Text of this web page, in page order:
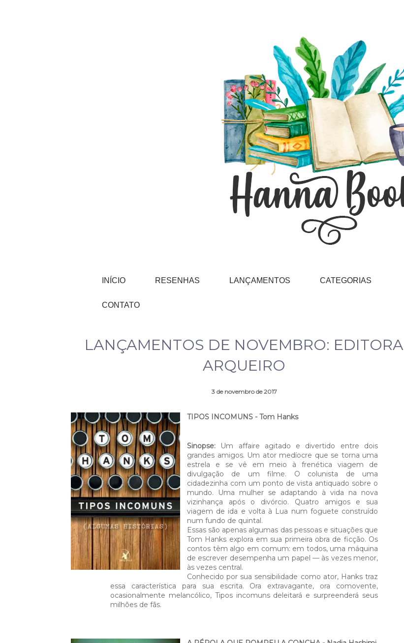
INÍCIO RESENHAS LANÇAMENTOS CATEGORIAS
CONTATO
LANÇAMENTOS DE NOVEMBRO: EDITORA
ARQUEIRO
3 de novembro de 2017
TIPOS INCOMUNS - Tom Hanks
Sinopse: Um affaire agitado e divertido entre dois
grandes amigos. Um ator medíocre que se torna uma
estrela e se vê em meio à frenética viagem de
divulgação de um filme. O colunista de uma
cidadezinha com um ponto de vista antiquado sobre o
mundo. Uma mulher se adaptando à vida na nova
vizinhança após o divórcio. Quatro amigos e sua
viagem de ida e volta à Lua num foguete construído
num fundo de quintal.
Essas são apenas algumas das pessoas e situações que
Tom Hanks explora em sua primeira obra de ficção. Os
contos têm algo em comum: em todos, uma máquina
de escrever desempenha um papel — às vezes menor,
às vezes central.
Conhecido por sua sensibilidade como ator, Hanks traz
essa característica para sua escrita. Ora extravagante, ora comovente,
ocasionalmente melancólico, Tipos incomuns deleitará e surpreenderá seus
milhões de fãs.